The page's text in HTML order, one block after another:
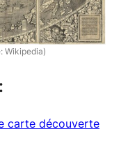
Wikipedia)
carte découverte